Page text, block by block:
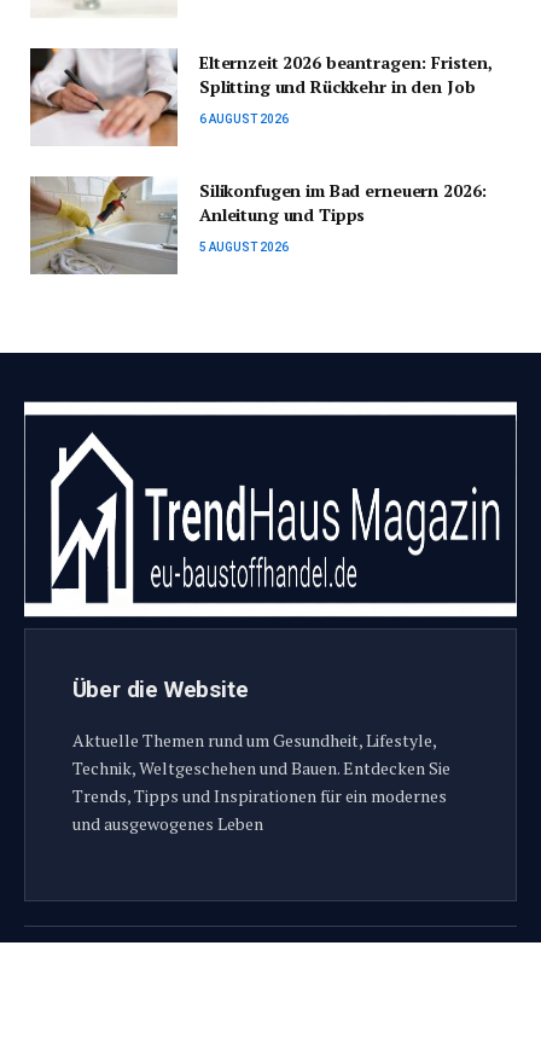
Elternzeit 2026 beantragen: Fristen,
Splitting und Rückkehr in den Job
6 AUGUST 2026
Silikonfugen im Bad erneuern 2026:
Anleitung und Tipps
5 AUGUST 2026
Über die Website
Aktuelle Themen rund um Gesundheit, Lifestyle,
Technik, Weltgeschehen und Bauen. Entdecken Sie
Trends, Tipps und Inspirationen für ein modernes
und ausgewogenes Leben